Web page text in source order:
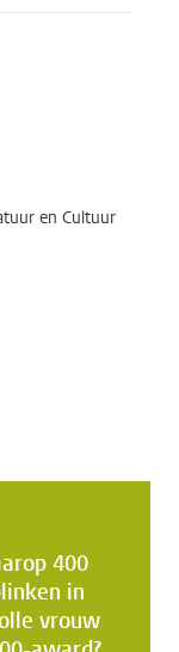
en Cultuur
400
in
vrouw